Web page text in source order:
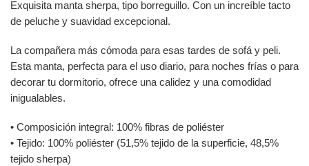
Exquisita manta sherpa, tipo borreguillo. Con un increíble tacto
de peluche y suavidad excepcional.
La compañera más cómoda para esas tardes de sofá y peli.
Esta manta, perfecta para el uso diario, para noches frías o para
decorar tu dormitorio, ofrece una calidez y una comodidad
inigualables.
• Composición integral: 100% fibras de poliéster
• Tejido: 100% poliéster (51,5% tejido de la superficie, 48,5%
tejido sherpa)